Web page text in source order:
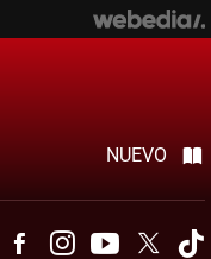
NUEVO
TelegramFacebookInstagramYoutubeTwitter